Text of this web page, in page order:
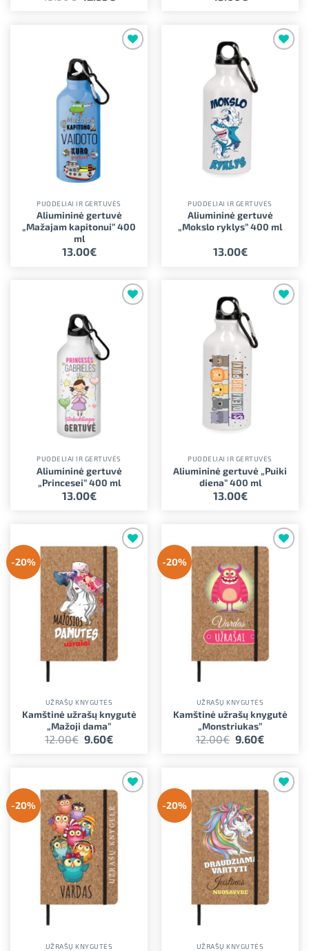
price price
PUODELIAI IR GERTUVĖS
Aliumininė gertuvė
„Mažajam kapitonui” 400
ml
13.00€
PUODELIAI IR GERTUVĖS
Aliumininė gertuvė
„Mokslo ryklys” 400 ml
13.00€
PUODELIAI IR GERTUVĖS
Aliumininė gertuvė
„Princesei” 400 ml
13.00€
PUODELIAI IR GERTUVĖS
Aliumininė gertuvė „Puiki
diena” 400 ml
13.00€
-20%
Pridėti į
norimus
UŽRAŠŲ KNYGUTĖS
Kamštinė užrašų knygutė
„Mažoji dama”
12.00€ Original
price
9.60€Current
price
-20%
Pridėti į
norimus
UŽRAŠŲ KNYGUTĖS
Kamštinė užrašų knygutė
„Monstriukas”
12.00€ Original
price
9.60€Current
price
-20%
Pridėti į
norimus
UŽRAŠŲ KNYGUTĖS
-20%
Pridėti į
norimus
UŽRAŠŲ KNYGUTĖS